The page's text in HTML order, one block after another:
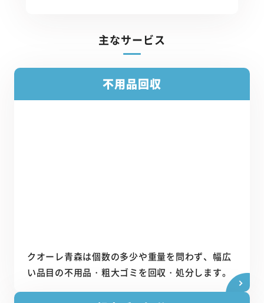
主なサービス
不用品回収
クオーレ青森は個数の多少や重量を問わず、幅広
い品目の不用品・粗大ゴミを回収・処分します。